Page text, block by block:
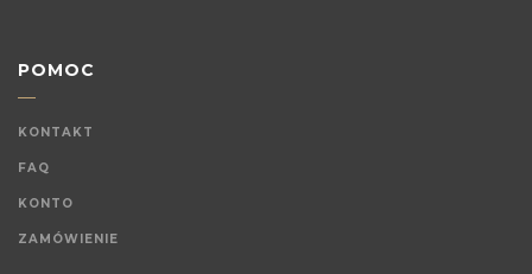
POMOC
KONTAKT
FAQ
KONTO
ZAMÓWIENIE